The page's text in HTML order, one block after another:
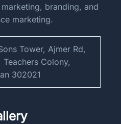
branding, and
marketing.
Tower, Ajmer Rd,
Colony,
302021